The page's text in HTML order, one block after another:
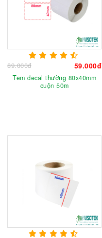
89.000đ 59.000đ
Tem decal thường 80x40mm
cuộn 50m